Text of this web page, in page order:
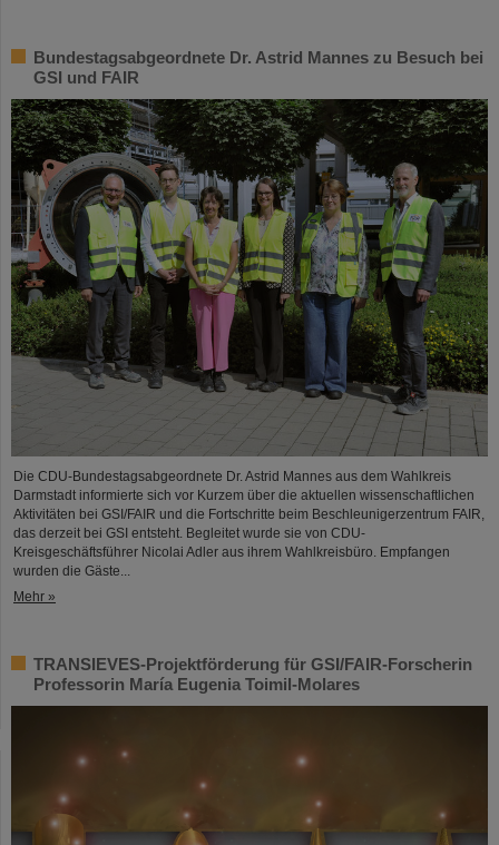
Bundestagsabgeordnete Dr. Astrid Mannes zu Besuch bei
GSI und FAIR
Die CDU-Bundestagsabgeordnete Dr. Astrid Mannes aus dem Wahlkreis
Darmstadt informierte sich vor Kurzem über die aktuellen wissenschaftlichen
Aktivitäten bei GSI/FAIR und die Fortschritte beim Beschleunigerzentrum FAIR,
das derzeit bei GSI entsteht. Begleitet wurde sie von CDU-
Kreisgeschäftsführer Nicolai Adler aus ihrem Wahlkreisbüro. Empfangen
wurden die Gäste...
Mehr »
TRANSIEVES-Projektförderung für GSI/FAIR-Forscherin
Professorin María Eugenia Toimil-Molares